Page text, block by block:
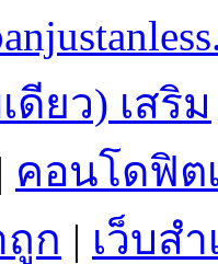
ดียว) เสริม
| คอนโดฟิต
ก | เว็บส